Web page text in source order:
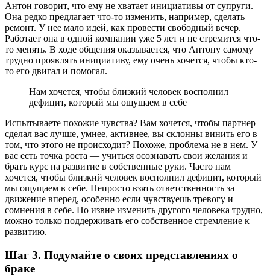
Антон говорит, что ему не хватает инициативы от супруги.
Она редко предлагает что-то изменить, например, сделать
ремонт. У нее мало идей, как провести свободный вечер.
Работает она в одной компании уже 5 лет и не стремится что-
то менять. В ходе общения оказывается, что Антону самому
трудно проявлять инициативу, ему очень хочется, чтобы кто-
то его двигал и помогал.
Нам хочется, чтобы близкий человек восполнил
дефицит, который мы ощущаем в себе
Испытываете похожие чувства? Вам хочется, чтобы партнер
сделал вас лучше, умнее, активнее, вы склонны винить его в
том, что этого не происходит? Похоже, проблема не в нем. У
вас есть точка роста — учиться осознавать свои желания и
брать курс на развитие в собственные руки. Часто нам
хочется, чтобы близкий человек восполнил дефицит, который
мы ощущаем в себе. Непросто взять ответственность за
движение вперед, особенно если чувствуешь тревогу и
сомнения в себе. Но извне изменить другого человека трудно,
можно только поддерживать его собственное стремление к
развитию.
Шаг 3. Подумайте о своих представлениях о
браке